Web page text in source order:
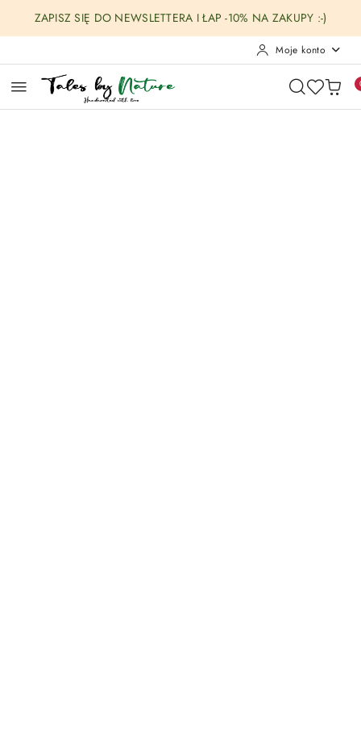
Przejdź do treści głównej
Przejdź do wyszukiwarki
Przejdź do moje konto
Przejdź do menu głównego
Przejdź do opisu produktu
Przejdź do stopki
ZAPISZ SIĘ DO NEWSLETTERA I ŁAP -10% NA ZAKUPY :-)
Moje konto